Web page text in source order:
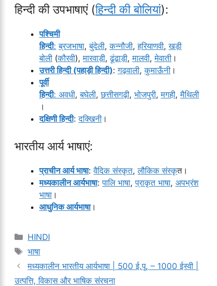
हिन्दी की उपभाषाएं (हिन्दी की बोलियां):
पश्चिमी
हिन्दी: ब्रजभाषा,बुंदेली,कन्नौजी,हरियाणवी,खड़ी
बोली (कौरवी),मारवाड़ी,ढूंढाड़ी,मालवी,मेवाती ।
उत्तरी हिन्दी (पहाड़ी हिन्दी):गढ़वाली,कुमाऊँनी ।
पूर्वी
हिन्दी: अवधी,बघेली,छत्तीसगढ़ी, भोजपुरी,मगही,मैथिली
।
दक्षिणी हिन्दी:दक्खिनी ।
भारतीय आर्य भाषाएं:
प्राचीन आर्य भाषा:वैदिक संस्कृत,लौकिक संस्कृत।
मध्यकालीन आर्यभाषा:पालि भाषा,प्राकृत भाषा, अपभ्रंश
भाषा ।
आधुनिक आर्यभाषा।
Categories
HINDI
Tags
भाषा
मध्यकालीन भारतीय आर्यभाषा | 500 ई.पू. – 1000 ईस्वी |
उत्पत्ति, विकास और भाषिक संरचना